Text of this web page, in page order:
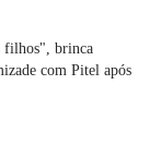
filhos", brinca
com Pitel após